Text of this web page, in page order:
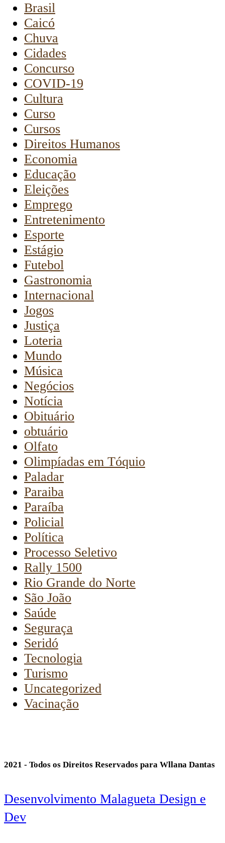
Brasil
Caicó
Chuva
Cidades
Concurso
COVID-19
Cultura
Curso
Cursos
Direitos Humanos
Economia
Educação
Eleições
Emprego
Entretenimento
Esporte
Estágio
Futebol
Gastronomia
Internacional
Jogos
Justiça
Loteria
Mundo
Música
Negócios
Notícia
Obituário
obtuário
Olfato
Olimpíadas em Tóquio
Paladar
Paraiba
Paraíba
Policial
Política
Processo Seletivo
Rally 1500
Rio Grande do Norte
São João
Saúde
Seguraça
Seridó
Tecnologia
Turismo
Uncategorized
Vacinação
2021 - Todos os Direitos Reservados para Wllana Dantas
Desenvolvimento Malagueta Design e
Dev